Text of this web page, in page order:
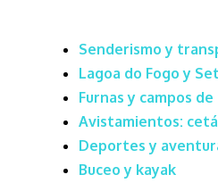
Senderismo y
Lagoa do Fogo y
Furnas y campos
Avistamientos:
Deportes y
Buceo y kayak